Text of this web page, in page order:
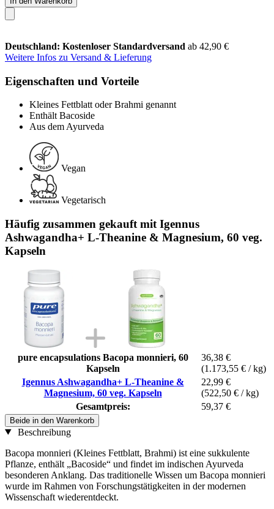
Deutschland: Kostenloser Standardversand ab 42,90 €
Weitere Infos zu Versand & Lieferung
Eigenschaften und Vorteile
Kleines Fettblatt oder Brahmi genannt
Enthält Bacoside
Aus dem Ayurveda
Vegan
Vegetarisch
Häufig zusammen gekauft mit Igennus
Ashwagandha+ L-Theanine & Magnesium, 60 veg.
Kapseln
pure encapsulations Bacopa monnieri, 60
Kapseln
36,38 €
(1.173,55 € / kg)
Igennus Ashwagandha+ L-Theanine &
Magnesium, 60 veg. Kapseln
22,99 €
(522,50 € / kg)
Gesamtpreis:
59,37 €
Beide in den Warenkorb
Beschreibung
Bacopa monnieri (Kleines Fettblatt, Brahmi) ist eine sukkulente
Pflanze, enthält „Bacoside“ und findet im indischen Ayurveda
besonderen Anklang. Das traditionelle Wissen um Bacopa monnieri
wurde im Rahmen von Forschungstätigkeiten in der modernen
Wissenschaft wiederentdeckt.